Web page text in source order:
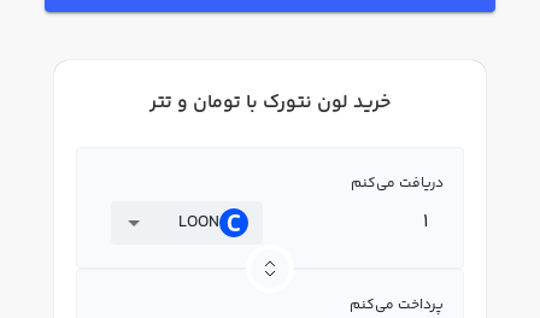
خرید لون نتورک با تومان و تتر
دریافت می‌کنم
LOON
پرداخت می‌کنم